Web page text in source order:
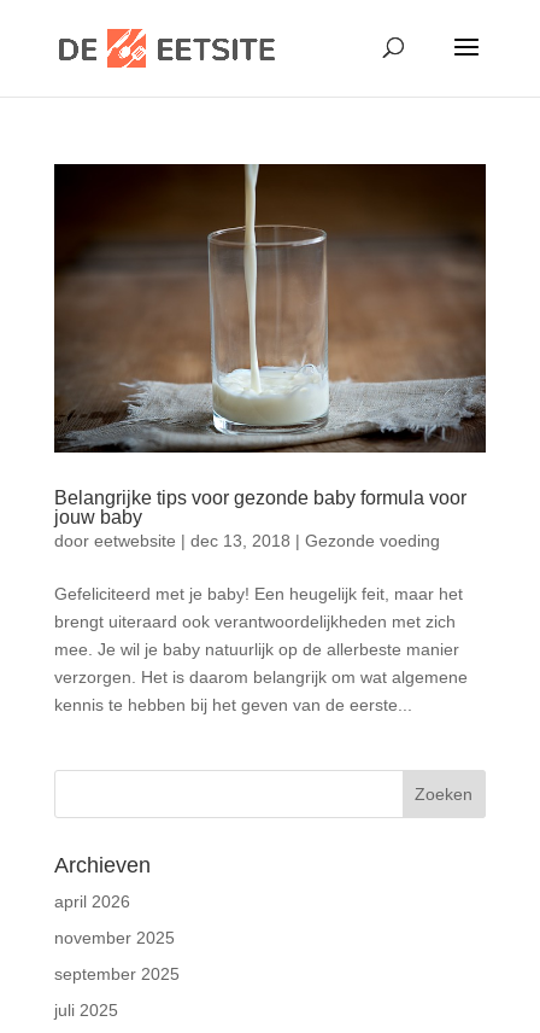
Belangrijke tips voor gezonde baby formula voor
jouw baby
door eetwebsite | dec 13, 2018 | Gezonde voeding
Gefeliciteerd met je baby! Een heugelijk feit, maar het
brengt uiteraard ook verantwoordelijkheden met zich
mee. Je wil je baby natuurlijk op de allerbeste manier
verzorgen. Het is daarom belangrijk om wat algemene
kennis te hebben bij het geven van de eerste...
Archieven
april 2026
november 2025
september 2025
juli 2025